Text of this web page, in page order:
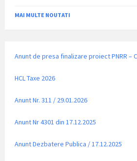
MAI MULTE NOUTATI
Anunt de presa finalizare proiect PNRR –
HCL Taxe 2026
Anunt Nr. 311 / 29.01.2026
Anunt Nr 4301 din 17.12.2025
Anunt Dezbatere Publica / 17.12.2025